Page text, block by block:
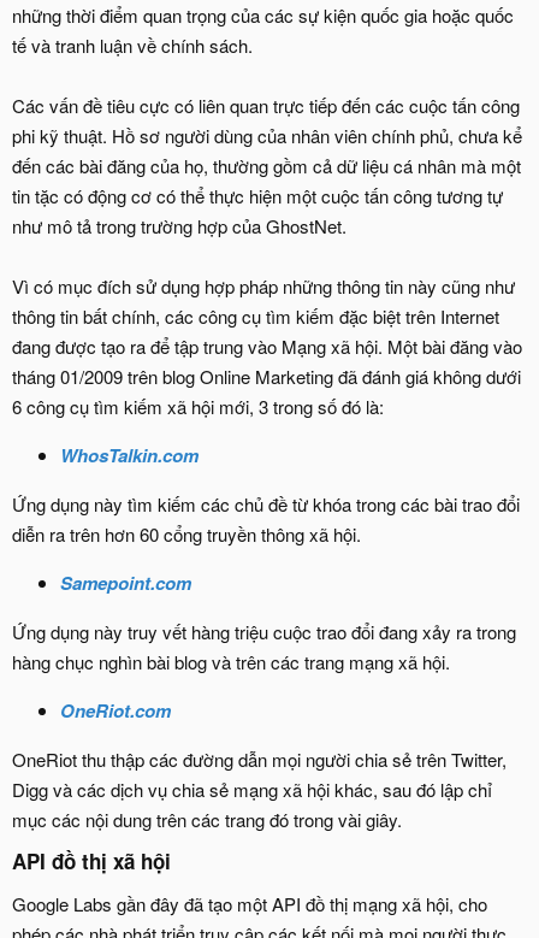
những thời điểm quan trọng của các sự kiện quốc gia hoặc quốc
tế và tranh luận về chính sách.
Các vấn đề tiêu cực có liên quan trực tiếp đến các cuộc tấn công
phi kỹ thuật. Hồ sơ người dùng của nhân viên chính phủ, chưa kể
đến các bài đăng của họ, thường gồm cả dữ liệu cá nhân mà một
tin tặc có động cơ có thể thực hiện một cuộc tấn công tương tự
như mô tả trong trường hợp của GhostNet.
Vì có mục đích sử dụng hợp pháp những thông tin này cũng như
thông tin bất chính, các công cụ tìm kiếm đặc biệt trên Internet
đang được tạo ra để tập trung vào Mạng xã hội. Một bài đăng vào
tháng 01/2009 trên blog Online Marketing đã đánh giá không dưới
6 công cụ tìm kiếm xã hội mới, 3 trong số đó là:
WhosTalkin.com
Ứng dụng này tìm kiếm các chủ đề từ khóa trong các bài trao đổi
diễn ra trên hơn 60 cổng truyền thông xã hội.
Samepoint.com
Ứng dụng này truy vết hàng triệu cuộc trao đổi đang xảy ra trong
hàng chục nghìn bài blog và trên các trang mạng xã hội.
OneRiot.com
OneRiot thu thập các đường dẫn mọi người chia sẻ trên Twitter,
Digg và các dịch vụ chia sẻ mạng xã hội khác, sau đó lập chỉ
mục các nội dung trên các trang đó trong vài giây.
API đồ thị xã hội​
Google Labs gần đây đã tạo một API đồ thị mạng xã hội, cho